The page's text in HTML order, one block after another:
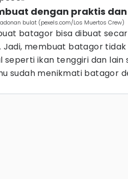
dengan praktis
bulat (pexels.com/Los Muertos Crew)
batagor bisa dibuat
Jadi, membuat batagor
seperti ikan tenggiri dan lain
sudah menikmati batagor